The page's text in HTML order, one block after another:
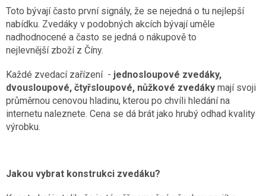
Toto bývají často první signály, že se nejedná o tu nejlepší
nabídku. Zvedáky v podobných akcích bývají uměle
nadhodnocené a často se jedná o nákupově to
nejlevnější zboží z Číny.
Každé zvedací zařízení - jednosloupové zvedáky,
dvousloupové, čtyřsloupové, nůžkové zvedáky mají svoji
průměrnou cenovou hladinu, kterou po chvíli hledání na
internetu naleznete. Cena se dá brát jako hrubý odhad kvality
výrobku.
Jakou vybrat konstrukci zvedáku?